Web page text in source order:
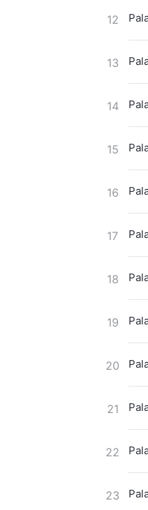
12
13
14
15
16
17
18
19
20
21
22
23